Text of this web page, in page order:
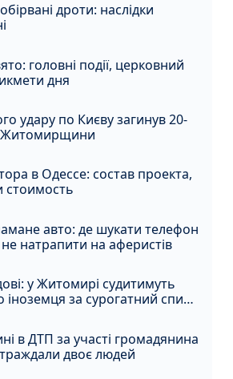
дроти: наслідки
головні події, церковний
дня
удару по Києву загинув 20-
Житомирщини
в Одессе: состав проекта,
стоимость
авто: де шукати телефон
не натрапити на аферистів
у Житомирі судитимуть
іноземця за сурогатний спирт
в ДТП за участі громадянина
двоє людей